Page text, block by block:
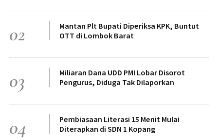
02
Mantan Plt Bupati Diperiksa KPK, Buntut
OTT di Lombok Barat
03
Miliaran Dana UDD PMI Lobar Disorot
Pengurus, Diduga Tak Dilaporkan
04
Pembiasaan Literasi 15 Menit Mulai
Diterapkan di SDN 1 Kopang